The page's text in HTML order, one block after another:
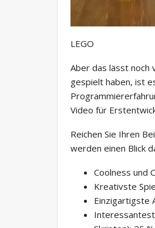
LEGO
Aber das lässt noch
gespielt haben, ist
Video für
Reichen Sie Ihren
werden einen Blick
Coolness und
Kreativste
Einzigartigste